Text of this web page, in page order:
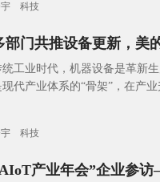
科技
部门共推设备更新，美
统工业时代，机器设备是革新
现代产业体系的“骨架”，在产
科技
产业年会”企业参